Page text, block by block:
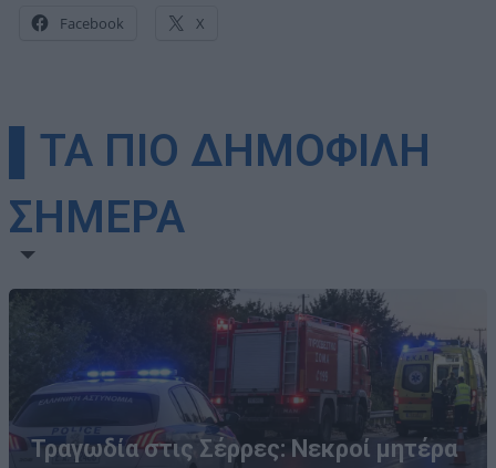
Facebook X
▌ΤΑ ΠΙΟ ΔΗΜΟΦΙΛΗ
ΣΗΜΕΡΑ
Τραγωδία στις Σέρρες: Νεκροί μητέρα